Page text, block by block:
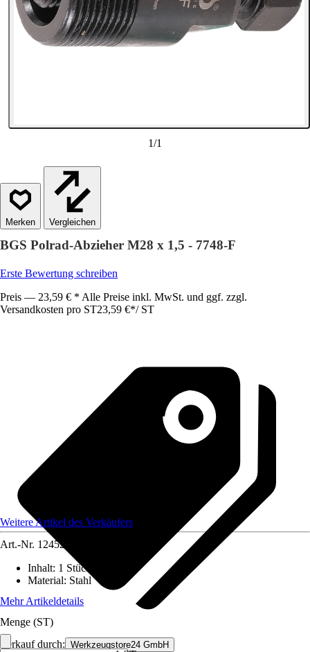
1/1
Vergleichen
BGS Polrad-Abzieher M28 x 1,5 - 7748-F
Erste Bewertung schreiben
Preis — 23,59 € * Alle Preise inkl. MwSt. und ggf. zzgl.
Versandkosten pro ST23,59 €*/ ST
Verkauf durch: Werkzeugstore24 GmbH
Weitere Artikel des Verkäufers
Art.-Nr. 12452323
Inhalt: 1 Stück
Material: Stahl
Mehr Artikeldetails
Menge (ST)